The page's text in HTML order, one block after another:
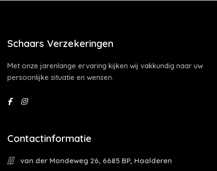
Schaars Verzekeringen
Met onze jarenlange ervaring kijken wij vakkundig naar uw
persoonlijke situatie en wensen.
Contactinformatie
van der Mondeweg 26, 6685 BP, Haalderen